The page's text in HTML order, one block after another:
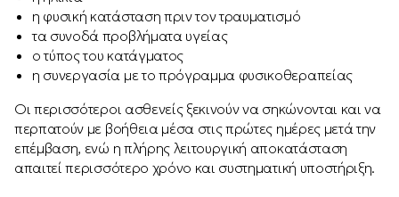
η φυσική κατάσταση πριν τον τραυματισμό
τα συνοδά προβλήματα υγείας
ο τύπος του κατάγματος
η συνεργασία με το πρόγραμμα φυσικοθεραπείας
Οι περισσότεροι ασθενείς ξεκινούν να σηκώνονται και να
περπατούν με βοήθεια μέσα στις πρώτες ημέρες μετά την
επέμβαση, ενώ η πλήρης λειτουργική αποκατάσταση
απαιτεί περισσότερο χρόνο και συστηματική υποστήριξη.